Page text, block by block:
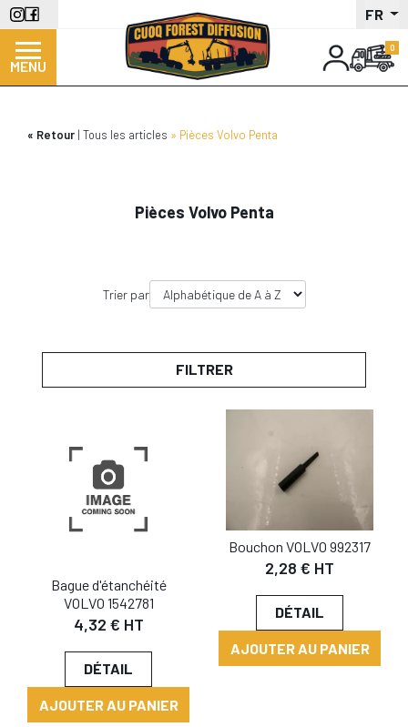
Aller
au
contenu
principal
FR
MENU
Retour Tous les articles Pièces Volvo Penta
Pièces Volvo Penta
Trier par
FILTRER
Bague d'étanchéité
VOLVO 1542781
4,32 € HT
DÉTAIL
AJOUTER AU PANIER
Bouchon VOLVO 992317
2,28 € HT
DÉTAIL
AJOUTER AU PANIER